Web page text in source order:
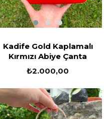
Kadife Gold Kaplamalı
Kırmızı Abiye Çanta
₺2.000,00